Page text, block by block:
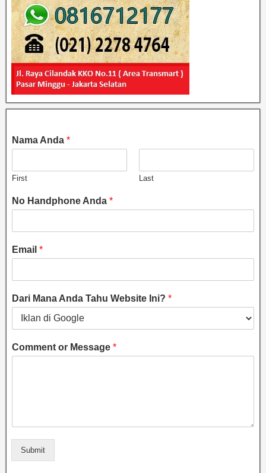
Nama Anda *
First Last
No Handphone Anda *
Email *
Dari Mana Anda Tahu Website Ini? *
Comment or Message *
Submit